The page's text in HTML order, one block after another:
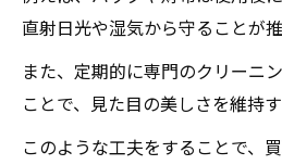
直射日光や湿気から守ることが推
また、定期的に専門のクリーニ
ことで、見た目の美しさを維持
このような工夫をすることで、